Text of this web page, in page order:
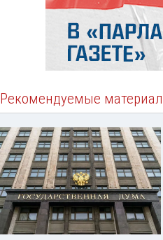
Рекомендуемые